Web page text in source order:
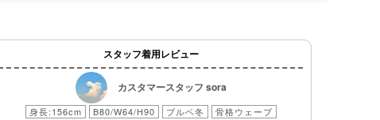
スタッフ着用レビュー
カスタマースタッフ sora
身長:156cm B80/W64/H90 ブルベ冬
骨格ウェーブ